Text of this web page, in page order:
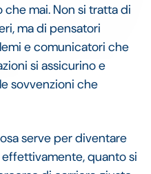
mai. Non si tratta di
ma di pensatori
e comunicatori che
si assicurino e
sovvenzioni che
serve per diventare
quanto si